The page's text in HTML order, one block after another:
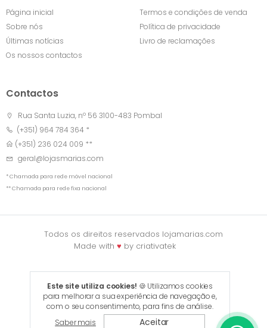
Página inicial
Sobre nós
Últimas notícias
Os nossos contactos
Termos e condições de venda
Política de privacidade
Livro de reclamações
Contactos
Rua Santa Luzia, nº 56 3100-483 Pombal
(+351) 964 784 364 *
(+351) 236 024 009 **
geral@lojasmarias.com
* Chamada para rede móvel nacional
** Chamada para rede fixa nacional
Todos os direitos reservados lojamarias.com
Made with ♥ by criativatek
Este site utiliza cookies! 🍪 Utilizamos cookies
para melhorar a sua experiência de navegação e,
com o seu consentimento, para fins de análise.
Saber mais
Aceitar